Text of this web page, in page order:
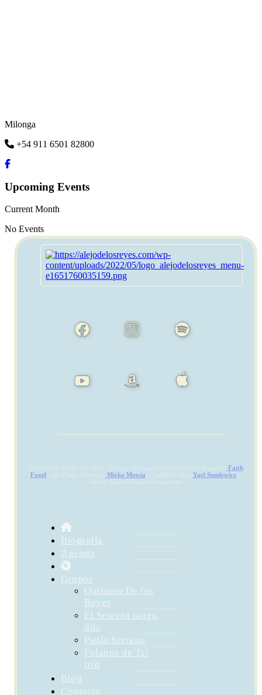
Milonga
+54 911 6501 82800
Upcoming Events
Current Month
No Events
Faith
Fogel
Mirko Mescia Yael Smulewiczy
Biografía
Agenda
Grupos
Quinteto De los
Reyes
El Sesenta tango
dúo
Paula Serrano
Fulanos de Tal
trío
Blog
Contacto